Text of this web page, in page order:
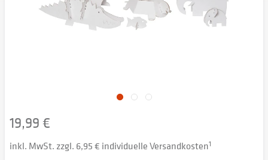
19,99 €
inkl. MwSt. zzgl. 6,95 € individuelle Versandkosten1